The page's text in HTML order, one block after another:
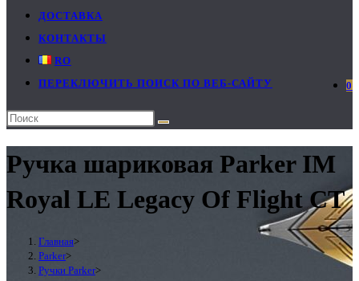
ДОСТАВКА
КОНТАКТЫ
RO
0
ПЕРЕКЛЮЧИТЬ ПОИСК ПО ВЕБ-САЙТУ
Ручка шариковая Parker IM
Royal LE Legacy Of Flight CT
Главная>
Parker>
Ручки Parker>